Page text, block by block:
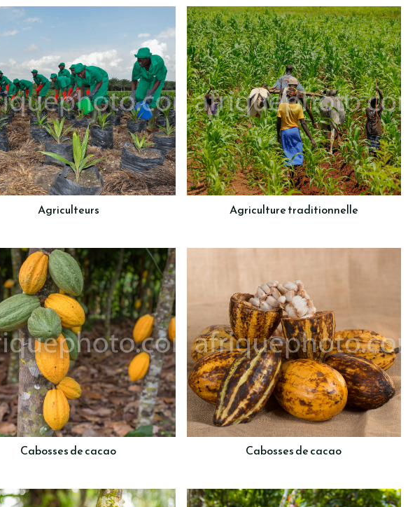
Agriculteurs Agriculture traditionnelle
Cabosses de cacao Cabosses de cacao